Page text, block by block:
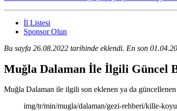
İl Listesi
Sponsor Olun
Bu sayfa 26.08.2022 tarihinde eklendi. En son
Muğla Dalaman İle İlgili Güncel
Muğla Dalaman ile ilgili son eklenen ya da güncellenen
img/tr/min/mugla/dalaman/gezi-rehberi/kille-